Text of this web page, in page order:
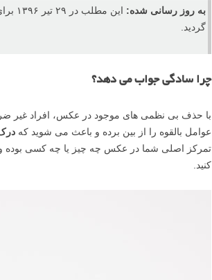
به روز رسانی شده:
این
گردید.
چرا سادگی جواب می دهد؟
با حذف بی نظمی های موجود در عکس، افراد غیر
عوامل بالقوه را از بین برده و باعث می شوید که
تمرکز اصلی شما در عکس چه چیز یا چه کسی بوده
کنید.